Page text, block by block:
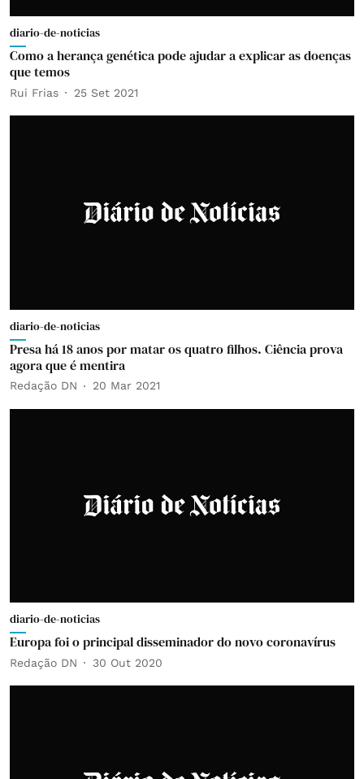
diario-de-noticias
Como a herança genética pode ajudar a explicar as doenças
que temos
Rui Frias 25 Set 2021
diario-de-noticias
Presa há 18 anos por matar os quatro filhos. Ciência prova
agora que é mentira
Redação DN 20 Mar 2021
diario-de-noticias
Europa foi o principal disseminador do novo coronavírus
Redação DN 30 Out 2020